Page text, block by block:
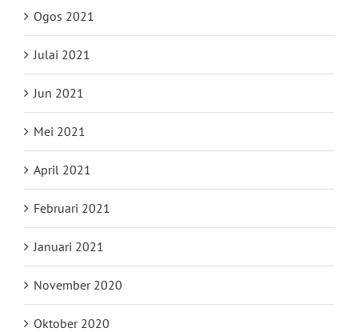
Ogos 2021
Julai 2021
Jun 2021
Mei 2021
April 2021
Februari 2021
Januari 2021
November 2020
Oktober 2020